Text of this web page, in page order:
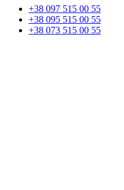
+38 097 515 00 55
+38 095 515 00 55
+38 073 515 00 55